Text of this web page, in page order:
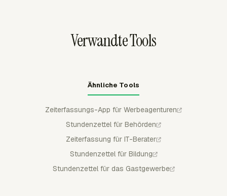
Verwandte Tools
Ähnliche Tools
Zeiterfassungs-App für Werbeagenturen
Stundenzettel für Behörden
Zeiterfassung für IT-Berater
Stundenzettel für Bildung
Stundenzettel für das Gastgewerbe